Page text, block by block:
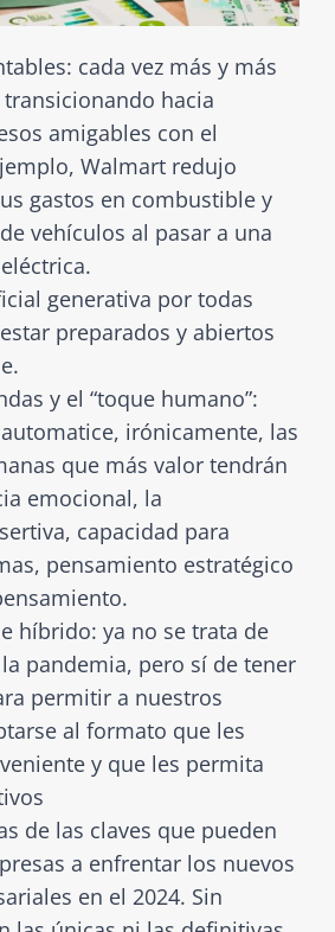
cada vez más y más
hacia
amigables con el
Walmart redujo
gastos en combustible y
vehículos al pasar a una
generativa por todas
preparados y abiertos
y el “toque humano”:
irónicamente, las
que más valor tendrán
emocional, la
capacidad para
pensamiento estratégico
híbrido: ya no se trata de
pandemia, pero sí de tener
permitir a nuestros
al formato que les
y que les permita
de las claves que pueden
a enfrentar los nuevos
en el 2024. Sin